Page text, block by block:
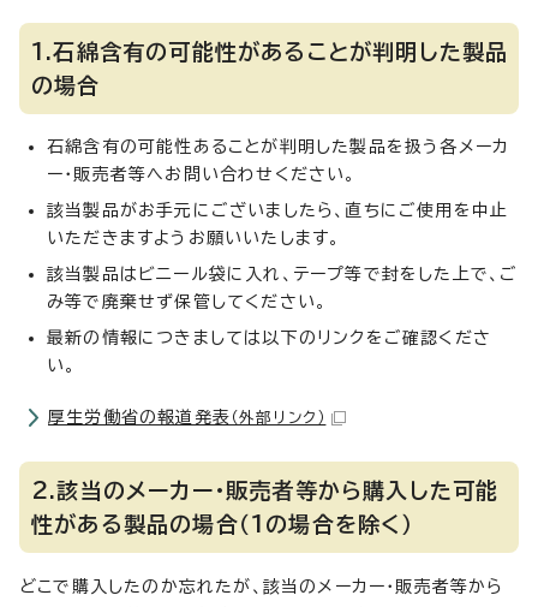
1.石綿含有の可能性があることが判明した製品
の場合
石綿含有の可能性あることが判明した製品を扱う各メーカ
ー・販売者等へお問い合わせください。
該当製品がお手元にございましたら、直ちにご使用を中止
いただきますようお願いいたします。
該当製品はビニール袋に入れ、テープ等で封をした上で、ご
み等で廃棄せず保管してください。
最新の情報につきましては以下のリンクをご確認くださ
い。
厚生労働省の報道発表 （外部リンク）
2.該当のメーカー・販売者等から購入した可能
性がある製品の場合（1の場合を除く）
どこで購入したのか忘れたが、該当のメーカー・販売者等から